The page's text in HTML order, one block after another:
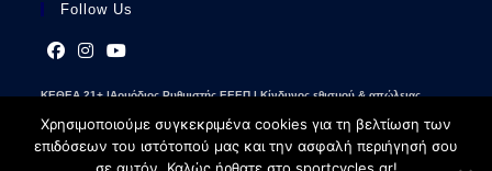
Follow Us
in
a
new
in
a
new
tab
in
a
new
tab
ΚΕΘΕΑ 21+ |Αρμόδιος Ρυθμιστής ΕΕΕΠ | Κίνδυνος εθισμού & απώλειας
Χρησιμοποιούμε συγκεκριμένα cookies για τη βελτίωση των
επιδόσεων του ιστότοπού μας και την ασφαλή περιήγησή σου